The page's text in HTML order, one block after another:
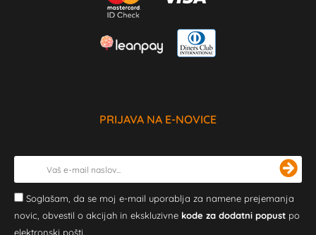
PRIJAVA NA E-NOVICE
Soglašam, da se moj e-mail uporablja za namene prejemanja
novic, obvestil o akcijah in ekskluzivne kode za dodatni popust po
elektronski pošti.